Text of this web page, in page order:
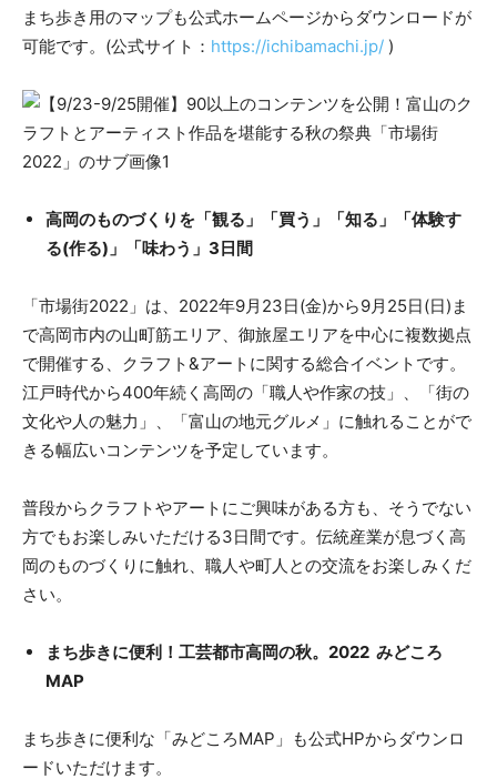
まち歩き用のマップも公式ホームページからダウンロードが
可能です。(公式サイト： https://ichibamachi.jp/ )
高岡のものづくりを「観る」「買う」「知る」「体験す
る(作る)」「味わう」3日間
「市場街2022」は、2022年9月23日(金)から9月25日(日)ま
で高岡市内の山町筋エリア、御旅屋エリアを中心に複数拠点
で開催する、クラフト&アートに関する総合イベントです。
江戸時代から400年続く高岡の「職人や作家の技」、「街の
文化や人の魅力」、「富山の地元グルメ」に触れることがで
きる幅広いコンテンツを予定しています。
普段からクラフトやアートにご興味がある方も、そうでない
方でもお楽しみいただける3日間です。伝統産業が息づく高
岡のものづくりに触れ、職人や町人との交流をお楽しみくだ
さい。
まち歩きに便利！工芸都市高岡の秋。2022 みどころ
MAP
まち歩きに便利な「みどころMAP」も公式HPからダウンロ
ードいただけます。